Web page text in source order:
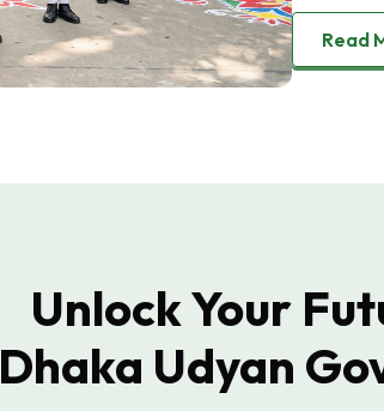
Read
Unlock Your
Dhaka Udyan